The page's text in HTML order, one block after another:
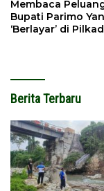
Membaca
Bupati Parimo
‘Berlayar’ di
Berita Terbaru